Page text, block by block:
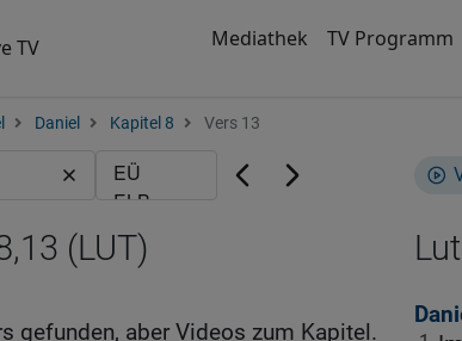
TV Mediathek TV Programm
Daniel Kapitel 8 Vers 13
(LUT)
gefunden, aber Videos zum Kapitel.